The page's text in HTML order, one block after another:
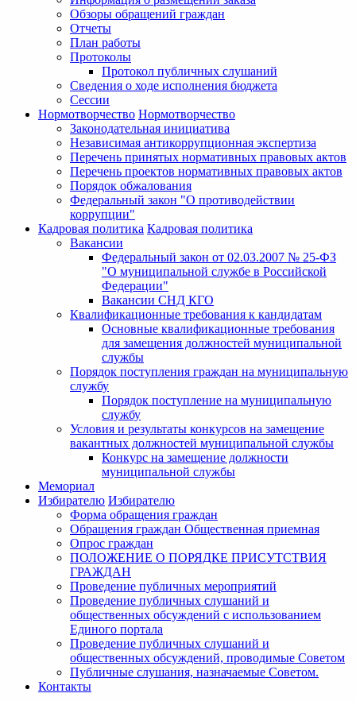
Обзоры обращений граждан
Отчеты
План работы
Протоколы
Протокол публичных слушаний
Сведения о ходе исполнения бюджета
Сессии
Нормотворчество Нормотворчество
Законодательная инициатива
Независимая антикоррупционная экспертиза
Перечень принятых нормативных правовых актов
Перечень проектов нормативных правовых актов
Порядок обжалования
Федеральный закон "О противодействии
коррупции"
Кадровая политика Кадровая политика
Вакансии
Федеральный закон от 02.03.2007 № 25-ФЗ
"О муниципальной службе в Российской
Федерации"
Вакансии СНД КГО
Квалификационные требования к кандидатам
Основные квалификационные требования
для замещения должностей муниципальной
службы
Порядок поступления граждан на муниципальную
службу
Порядок поступление на муниципальную
службу
Условия и результаты конкурсов на замещение
вакантных должностей муниципальной службы
Конкурс на замещение должности
муниципальной службы
Мемориал
Избирателю Избирателю
Форма обращения граждан
Обращения граждан Общественная приемная
Опрос граждан
ПОЛОЖЕНИЕ О ПОРЯДКЕ ПРИСУТСТВИЯ
ГРАЖДАН
Проведение публичных мероприятий
Проведение публичных слушаний и
общественных обсуждений с использованием
Единого портала
Проведение публичных слушаний и
общественных обсуждений, проводимые Советом
Публичные слушания, назначаемые Советом.
Контакты